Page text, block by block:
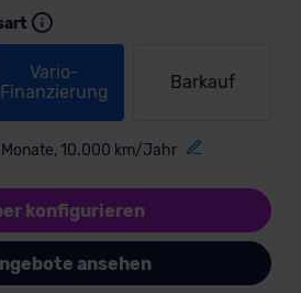
Vario-
Finanzierung
Barkauf
10.000 km/Jahr
konfigurieren
ansehen